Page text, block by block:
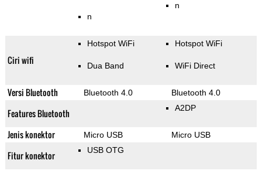
n
n
Ciri wifi
Hotspot WiFi
Dua Band
Hotspot WiFi
WiFi Direct
Versi Bluetooth Bluetooth 4.0 Bluetooth 4.0
Features Bluetooth A2DP
Jenis konektor Micro USB Micro USB
Fitur konektor USB OTG